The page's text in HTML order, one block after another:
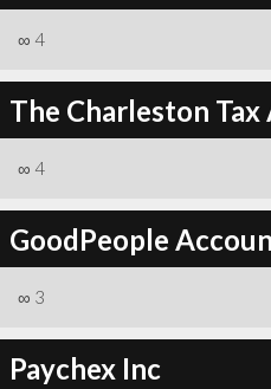
∞ 4
The Charleston
∞ 4
GoodPeople
∞ 3
Paychex Inc